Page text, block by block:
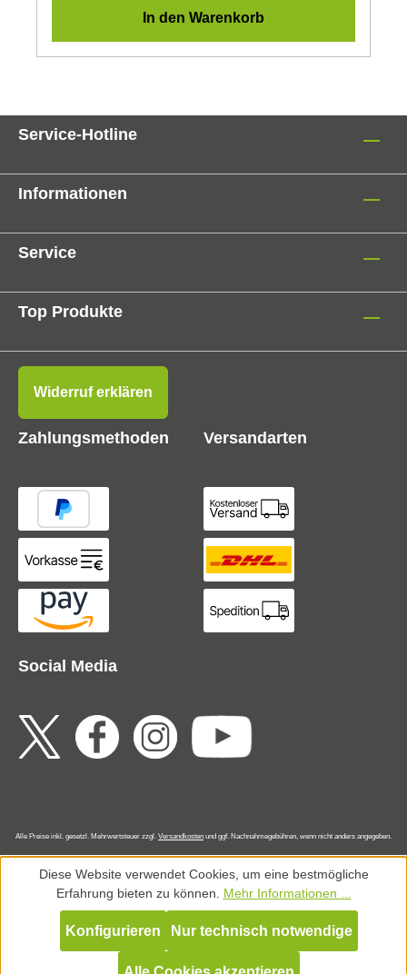
In den Warenkorb
Service-Hotline
Informationen
Service
Top Produkte
Social Media
Widerruf erklären
Zahlungsmethoden Versandarten
Alle Preise inkl. gesetzl. Mehrwertsteuer zzgl. Versandkosten und ggf. Nachnahmegebühren, wenn nicht anders angegeben.
Diese Website verwendet Cookies, um eine bestmögliche
Erfahrung bieten zu können. Mehr Informationen ...
Nur technisch notwendige
Konfigurieren